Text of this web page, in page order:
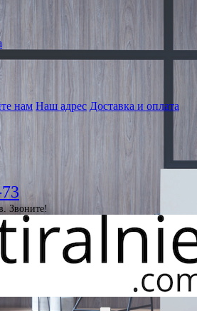
нам Наш адрес Доставка и оплата
Звоните!